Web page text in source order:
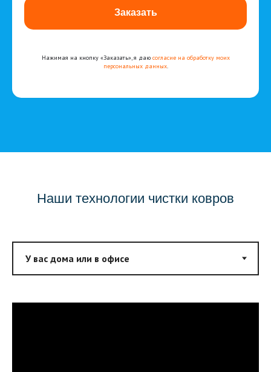
Заказать
Нажимая на кнопку «Заказать», я даю согласие на обработку моих
персональных данных.
Наши технологии чистки ковров